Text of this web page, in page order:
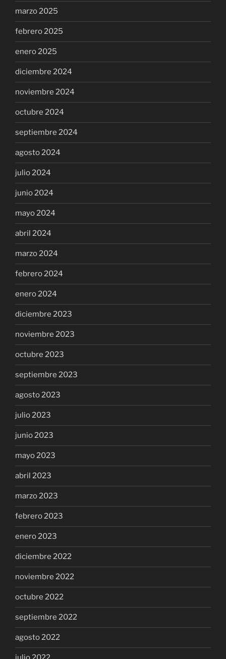
marzo 2025
febrero 2025
enero 2025
diciembre 2024
noviembre 2024
octubre 2024
septiembre 2024
agosto 2024
julio 2024
junio 2024
mayo 2024
abril 2024
marzo 2024
febrero 2024
enero 2024
diciembre 2023
noviembre 2023
octubre 2023
septiembre 2023
agosto 2023
julio 2023
junio 2023
mayo 2023
abril 2023
marzo 2023
febrero 2023
enero 2023
diciembre 2022
noviembre 2022
octubre 2022
septiembre 2022
agosto 2022